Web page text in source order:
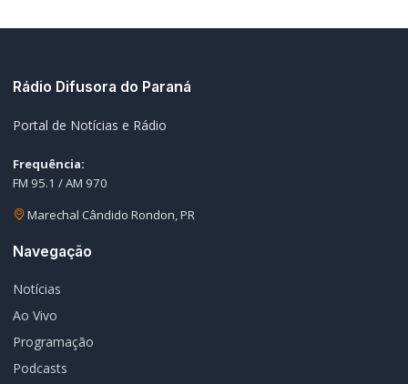
Rádio Difusora do Paraná
Portal de Notícias e Rádio
Frequência:
FM 95.1 / AM 970
Marechal Cândido Rondon, PR
Navegação
Notícias
Ao Vivo
Programação
Podcasts